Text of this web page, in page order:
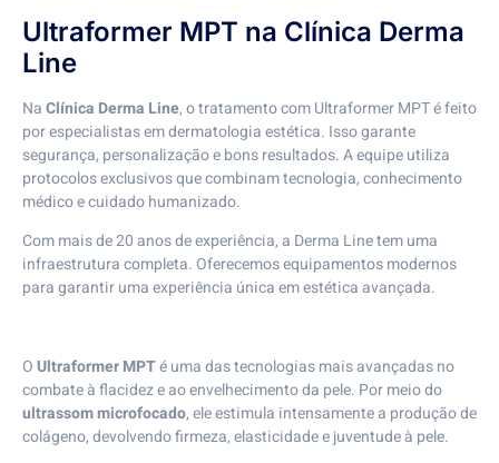
Ultraformer MPT na Clínica Derma
Line
NaClínica Derma Line, o tratamento com Ultraformer MPT é feito
por especialistas em dermatologia estética. Isso garante
segurança, personalização e bons resultados. A equipe utiliza
protocolos exclusivos que combinam tecnologia, conhecimento
médico e cuidado humanizado.
Com mais de 20 anos de experiência, a Derma Line tem uma
infraestrutura completa. Oferecemos equipamentos modernos
para garantir uma experiência única em estética avançada.
OUltraformer MPTé uma das tecnologias mais avançadas no
combate à flacidez e ao envelhecimento da pele. Por meio do
ultrassom microfocado, ele estimula intensamente a produção de
colágeno, devolvendo firmeza, elasticidade e juventude à pele.